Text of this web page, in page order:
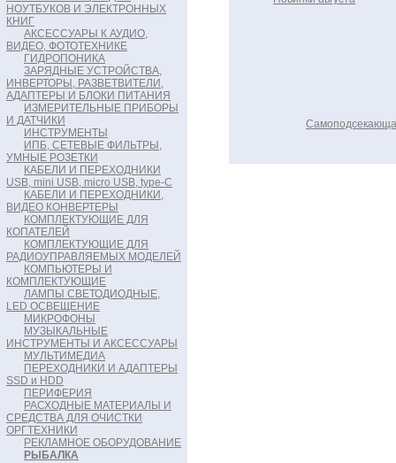
НОУТБУКОВ И ЭЛЕКТРОННЫХ
КНИГ
АКСЕССУАРЫ К АУДИО,
ВИДЕО, ФОТОТЕХНИКЕ
ГИДРОПОНИКА
ЗАРЯДНЫЕ УСТРОЙСТВА,
ИНВЕРТОРЫ, РАЗВЕТВИТЕЛИ,
АДАПТЕРЫ И БЛОКИ ПИТАНИЯ
ИЗМЕРИТЕЛЬНЫЕ ПРИБОРЫ
И ДАТЧИКИ
ИНСТРУМЕНТЫ
ИПБ, СЕТЕВЫЕ ФИЛЬТРЫ,
УМНЫЕ РОЗЕТКИ
КАБЕЛИ И ПЕРЕХОДНИКИ
USB, mini USB, micro USB, type-C
КАБЕЛИ И ПЕРЕХОДНИКИ,
ВИДЕО КОНВЕРТЕРЫ
КОМПЛЕКТУЮЩИЕ ДЛЯ
КОПАТЕЛЕЙ
КОМПЛЕКТУЮЩИЕ ДЛЯ
РАДИОУПРАВЛЯЕМЫХ МОДЕЛЕЙ
КОМПЬЮТЕРЫ И
КОМПЛЕКТУЮЩИЕ
ЛАМПЫ СВЕТОДИОДНЫЕ,
LED ОСВЕЩЕНИЕ
МИКРОФОНЫ
МУЗЫКАЛЬНЫЕ
ИНСТРУМЕНТЫ И АКСЕССУАРЫ
МУЛЬТИМЕДИА
ПЕРЕХОДНИКИ И АДАПТЕРЫ
SSD и HDD
ПЕРИФЕРИЯ
РАСХОДНЫЕ МАТЕРИАЛЫ И
СРЕДСТВА ДЛЯ ОЧИСТКИ
ОРГТЕХНИКИ
РЕКЛАМНОЕ ОБОРУДОВАНИЕ
РЫБАЛКА